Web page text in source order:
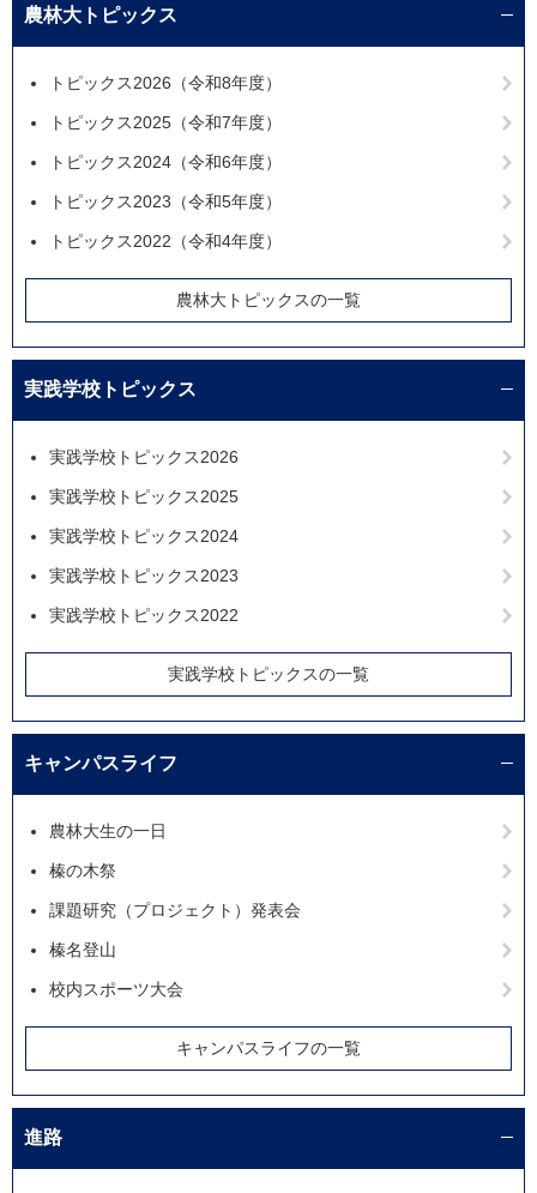
農林大トピックス
トピックス2026（令和8年度）
トピックス2025（令和7年度）
トピックス2024（令和6年度）
トピックス2023（令和5年度）
トピックス2022（令和4年度）
農林大トピックスの一覧
実践学校トピックス
実践学校トピックス2026
実践学校トピックス2025
実践学校トピックス2024
実践学校トピックス2023
実践学校トピックス2022
実践学校トピックスの一覧
キャンパスライフ
農林大生の一日
榛の木祭
課題研究（プロジェクト）発表会
榛名登山
校内スポーツ大会
キャンパスライフの一覧
進路